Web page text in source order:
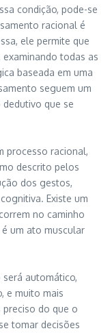
condição, pode-se
racional é
ele permite que
todas as
baseada em uma
seguem um
que se
processo racional,
descrito pelos
dos gestos,
Existe um
no caminho
um ato muscular
será automático,
e muito mais
preciso do que o
tomar decisões